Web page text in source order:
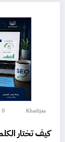
Khadijaa
0
كيف تختار